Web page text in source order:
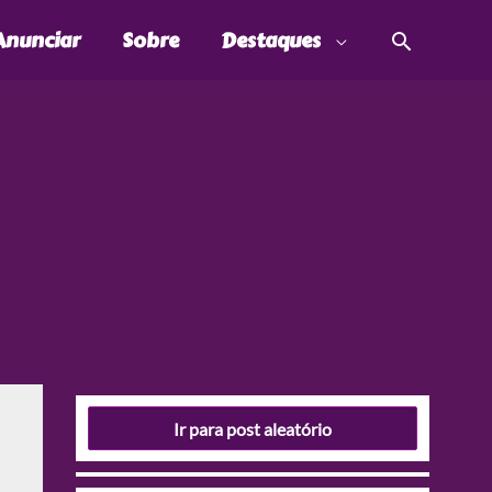
Sobre Destaques
Ir para post aleatório